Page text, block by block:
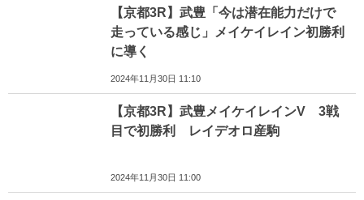
【京都3R】武豊「今は潜在能力だけで
走っている感じ」メイケイレイン初勝利
に導く
2024年11月30日 11:10
【京都3R】武豊メイケイレインV 3戦
目で初勝利 レイデオロ産駒
2024年11月30日 11:00